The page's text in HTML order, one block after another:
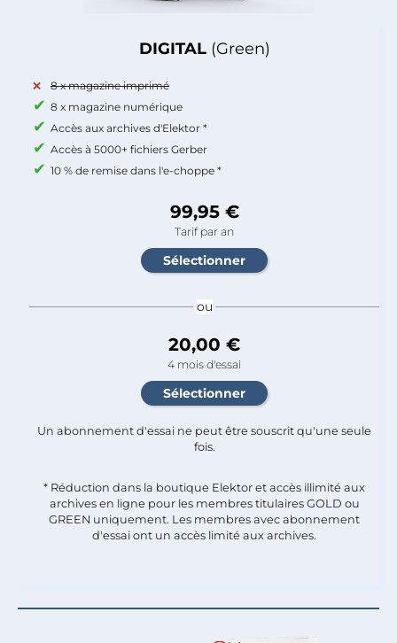
DIGITAL (Green)
8 x magazine imprimé
8 x magazine numérique
Accès aux archives d'Elektor *
Accès à 5000+ fichiers Gerber
10 % de remise dans l'e-choppe *
99,95 €
Tarif par an
ou
20,00 €
4 mois d'essai
Un abonnement d'essai ne peut être souscrit qu'une seule
fois.​
* Réduction dans la boutique Elektor et accès illimité aux
archives en ligne pour les membres titulaires GOLD ou
GREEN uniquement. Les membres avec abonnement
d'essai ont un accès limité aux archives.